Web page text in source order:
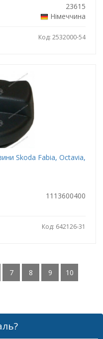
23615
Німеччина
Код: 2532000-54
Skoda Fabia, Octavia,
1113600400
Код: 642126-31
7 8 9 10